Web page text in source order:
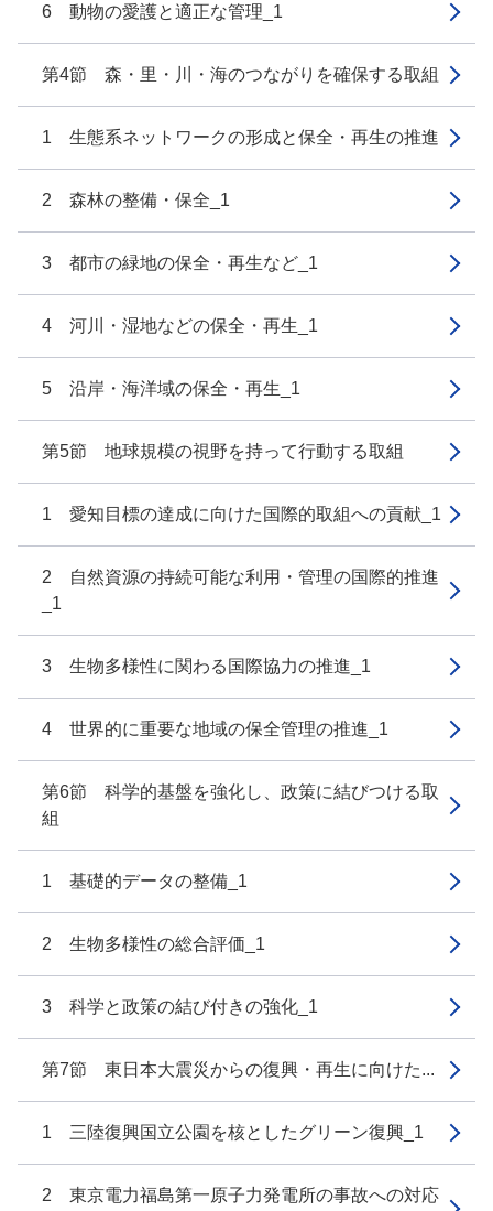
6 動物の愛護と適正な管理_1
第4節 森・里・川・海のつながりを確保する取組
1 生態系ネットワークの形成と保全・再生の推進
2 森林の整備・保全_1
3 都市の緑地の保全・再生など_1
4 河川・湿地などの保全・再生_1
5 沿岸・海洋域の保全・再生_1
第5節 地球規模の視野を持って行動する取組
1 愛知目標の達成に向けた国際的取組への貢献_1
2 自然資源の持続可能な利用・管理の国際的推進
_1
3 生物多様性に関わる国際協力の推進_1
4 世界的に重要な地域の保全管理の推進_1
第6節 科学的基盤を強化し、政策に結びつける取
組
1 基礎的データの整備_1
2 生物多様性の総合評価_1
3 科学と政策の結び付きの強化_1
第7節 東日本大震災からの復興・再生に向けた...
1 三陸復興国立公園を核としたグリーン復興_1
2 東京電力福島第一原子力発電所の事故への対応